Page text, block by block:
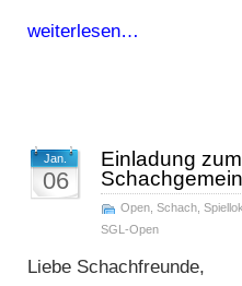
weiterlesen…
Jan.
06
Einladung
Open Schach
SGL-Open
Liebe Schachfreunde,